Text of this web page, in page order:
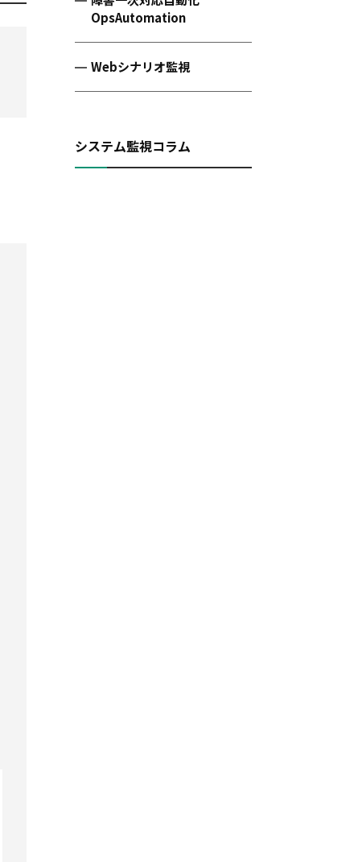
OpsAutomation
Webシナリオ監視
システム監視コラム